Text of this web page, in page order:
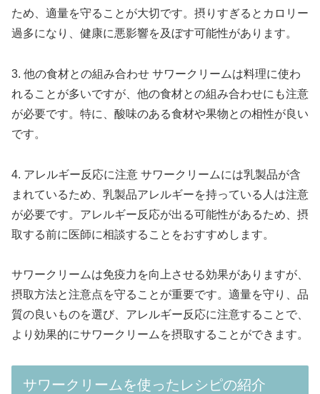
ため、適量を守ることが大切です。摂りすぎるとカロリー
過多になり、健康に悪影響を及ぼす可能性があります。
3. 他の食材との組み合わせ サワークリームは料理に使わ
れることが多いですが、他の食材との組み合わせにも注意
が必要です。特に、酸味のある食材や果物との相性が良い
です。
4. アレルギー反応に注意 サワークリームには乳製品が含
まれているため、乳製品アレルギーを持っている人は注意
が必要です。アレルギー反応が出る可能性があるため、摂
取する前に医師に相談することをおすすめします。
サワークリームは免疫力を向上させる効果がありますが、
摂取方法と注意点を守ることが重要です。適量を守り、品
質の良いものを選び、アレルギー反応に注意することで、
より効果的にサワークリームを摂取することができます。
サワークリームを使ったレシピの紹介